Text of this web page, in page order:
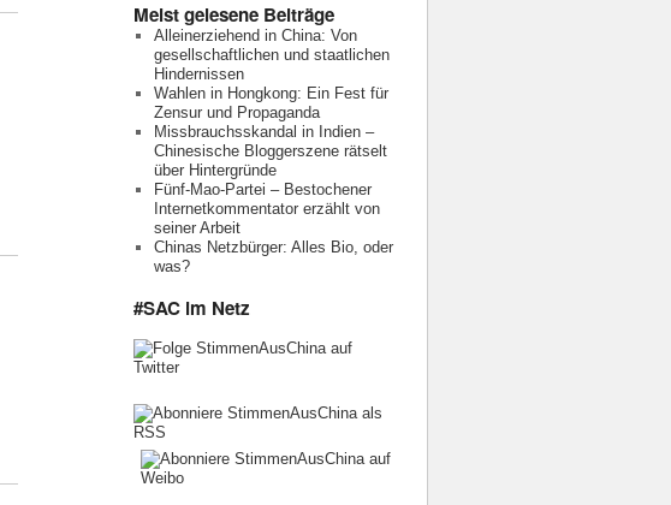
Meist gelesene Beiträge
Alleinerziehend in China: Von
gesellschaftlichen und staatlichen
Hindernissen
Wahlen in Hongkong: Ein Fest für
Zensur und Propaganda
Missbrauchsskandal in Indien –
Chinesische Bloggerszene rätselt
über Hintergründe
Fünf-Mao-Partei – Bestochener
Internetkommentator erzählt von
seiner Arbeit
Chinas Netzbürger: Alles Bio, oder
was?
#SAC im Netz